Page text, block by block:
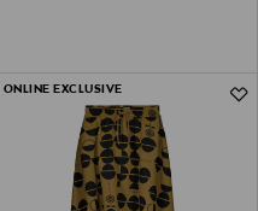
ONLINE EXCLUSIVE